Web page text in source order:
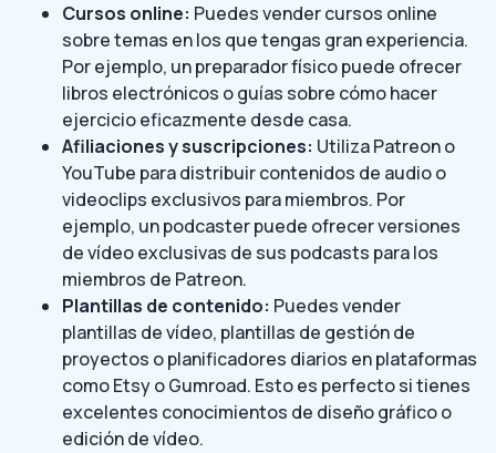
Cursos online: Puedes vender cursos online
sobre temas en los que tengas gran experiencia.
Por ejemplo, un preparador físico puede ofrecer
libros electrónicos o guías sobre cómo hacer
ejercicio eficazmente desde casa.
Afiliaciones y suscripciones: Utiliza Patreon o
YouTube para distribuir contenidos de audio o
videoclips exclusivos para miembros. Por
ejemplo, un podcaster puede ofrecer versiones
de vídeo exclusivas de sus podcasts para los
miembros de Patreon.
Plantillas de contenido: Puedes vender
plantillas de vídeo, plantillas de gestión de
proyectos o planificadores diarios en plataformas
como Etsy o Gumroad. Esto es perfecto si tienes
excelentes conocimientos de diseño gráfico o
edición de vídeo.